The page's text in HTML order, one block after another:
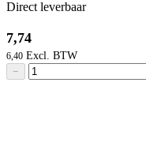
Direct leverbaar
7,74
6,40
−